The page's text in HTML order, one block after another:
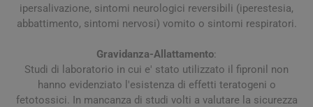
ipersalivazione, sintomi neurologici reversibili (iperestesia,
abbattimento, sintomi nervosi) vomito o sintomi respiratori.
Gravidanza-Allattamento:
Studi di laboratorio in cui e' stato utilizzato il fipronil non
hanno evidenziato l'esistenza di effetti teratogeni o
fetotossici. In mancanza di studi volti a valutare la sicurezza